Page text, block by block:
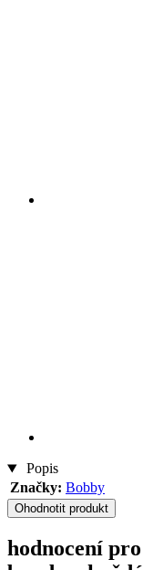
Popis
Značky: Bobby
Ohodnotit produkt
hodnocení